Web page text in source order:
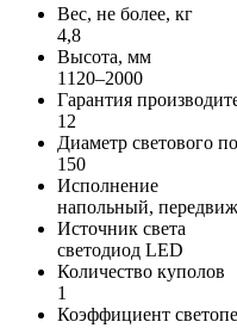
Вес, не более, кг
4,8
Высота, мм
1120–2000
Гарантия
12
Диаметр светового
150
Исполнение
напольный,
Источник света
светодиод LED
Количество куполов
1
Коэффициент